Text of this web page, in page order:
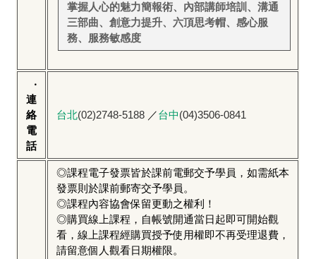
掌握人心的魅力簡報術、內部講師培訓、溝通
三部曲、創意力提升、六頂思考帽、感心服
務、服務敏感度
‧
連
絡
電
話
台北(02)2748-5188 ／台中(04)3506-0841
◎課程電子發票皆於課前電郵交予學員，如需紙本
發票則於課前郵寄交予學員。
◎課程內容協會保留更動之權利！
◎購買線上課程，自帳號開通當日起即可開始觀
看，線上課程經購買授予使用權即不再受理退費，
請留意個人觀看日期權限。